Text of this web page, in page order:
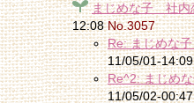
まじめな子 社内
12:08No.3057
Re: まじめな
11/05/01-
Re^2: まじめ
11/05/02-